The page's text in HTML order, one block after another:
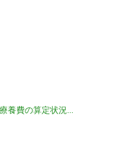
養費の算定状況...